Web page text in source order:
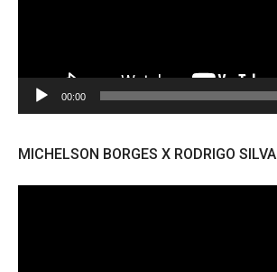
00:00
MICHELSON BORGES X RODRIGO SILVA